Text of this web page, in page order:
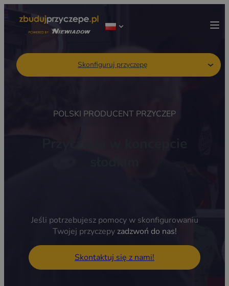
Skonfiguruj przyczepę
POLSKI PRODUCENT PRZYCZEP
Jeśli potrzebujesz pomocy w skonfigurowaniu
Twojej przyczepy zadzwoń do nas!
Skontaktuj się z nami!